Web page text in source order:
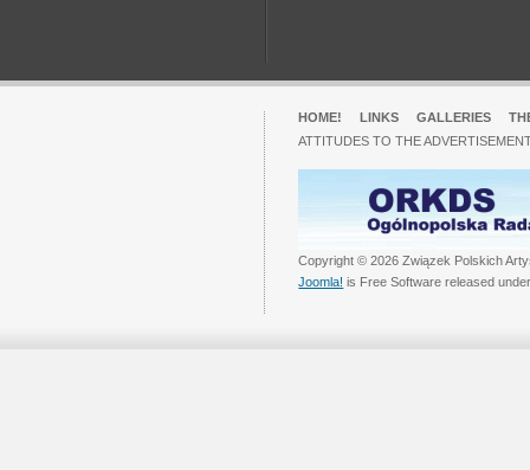
HOME! LINKS GALLERIES
ATTITUDES TO THE
Copyright © 2026 Związek Polskich
Joomla! is Free Software released